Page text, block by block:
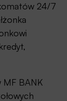
24/7
MF BANK